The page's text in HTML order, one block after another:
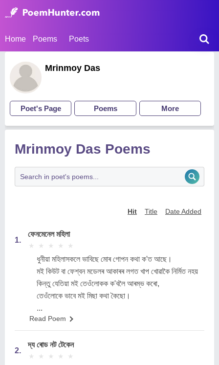
Home Poems Poets
Mrinmoy Das
Poet's Page Poems More
Mrinmoy Das Poems
Hit Title Date Added
1.
ফেনমেনেল মহিলা
★
★ ★
★ ★
★ ★
★ ★
★
ধুনীয়া মহিলাসকলে ভাবিছে মোৰ গোপন কথা ক'ত আছে।
মই কিউট বা ফেশ্বন মডেলৰ আকাৰৰ লগত খাপ খোৱাকৈ নিৰ্মিত নহয়
কিন্তু যেতিয়া মই তেওঁলোকক ক'বলৈ আৰম্ভ কৰো,
তেওঁলোকে ভাবে মই মিছা কথা কৈছো।
...
Read Poem
2.
দ্য ৰোড নট টেকেন
★
★ ★
★ ★
★ ★
★ ★
★